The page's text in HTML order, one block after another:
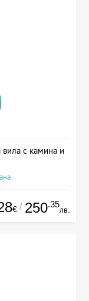
вила с камина и
€ / 250.35
лв.